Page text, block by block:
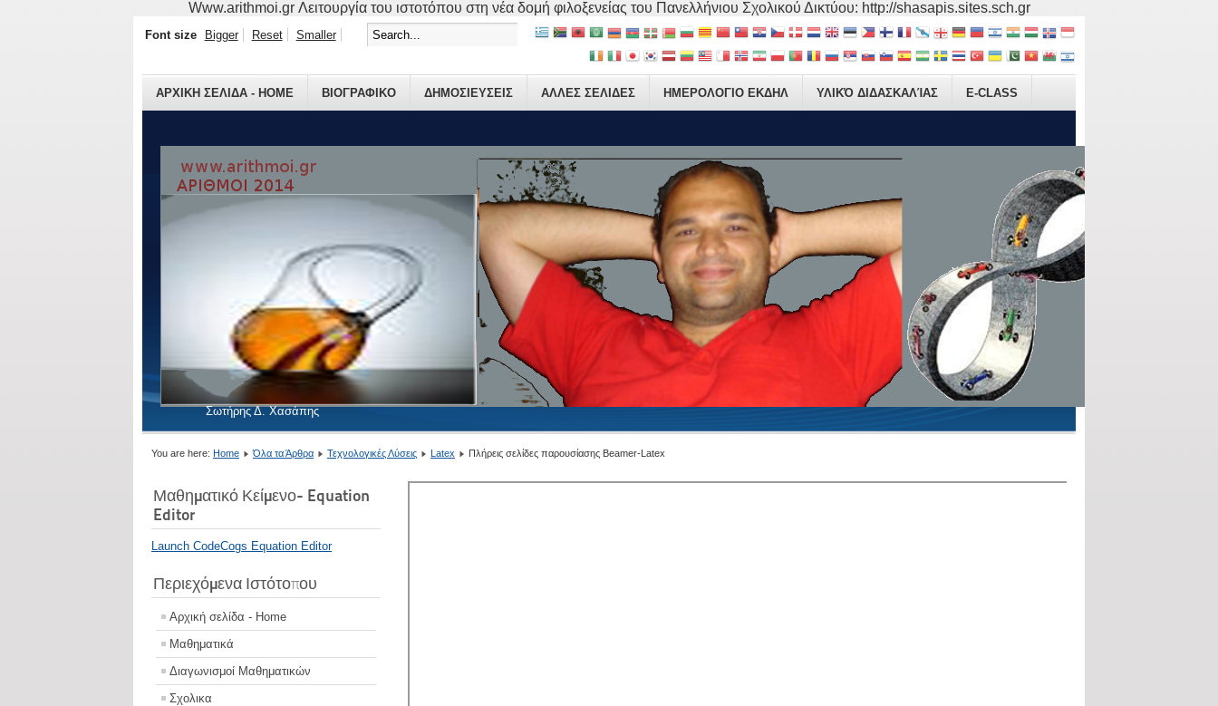
Www.arithmoi.gr Λειτουργία του ιστοτόπου στη νέα δομή φιλοξενείας του Πανελλήνιου Σχολικού Δικτύου: http://shasapis.sites.sch.gr
Σωτήρης Δ. Χασάπης
ΑΡΧΙΚΗ ΣΕΛΙΔΑ - HOME ΒΙΟΓΡΑΦΙΚO ΔΗΜΟΣΙΕΥΣΕΙΣ ΑΛΛΕΣ ΣΕΛΙΔΕΣ ΗΜΕΡΟΛΟΓΙΟ ΕΚΔΗΛ ΥΛΙΚΌ ΔΙΔΑΣΚΑΛΊΑΣ E-CLASS
Font size Bigger Reset Smaller
You are here: Home Όλα τα Άρθρα Τεχνολογικές Λύσεις Latex Πλήρεις σελίδες παρουσίασης Beamer-Latex
Μαθηματικό Κείμενο- Equation
Editor
Launch CodeCogs Equation Editor
Περιεχόμενα Ιστότοπου
Αρχική σελίδα - Home
Μαθηματικά
Διαγωνισμοί Μαθηματικών
Σχολικα